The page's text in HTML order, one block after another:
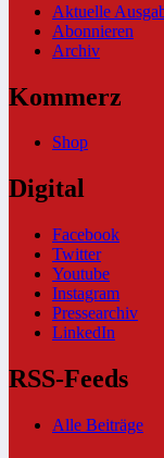
Aktuelle
Abonnieren
Archiv
Kommerz
Shop
Digital
Facebook
Twitter
Youtube
Instagram
Pressearchiv
LinkedIn
RSS-Feeds
Alle Beiträge